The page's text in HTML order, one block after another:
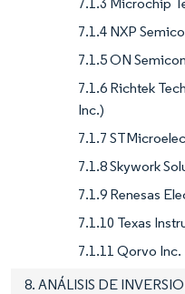
7.1.4 NXP
7.1.5 ON
7.1.6 Richtek
Inc.)
7.1.7
7.1.8 Skywork
7.1.9 Renesas
7.1.10 Texas
7.1.11 Qorvo Inc.
8. ANÁLISIS DE